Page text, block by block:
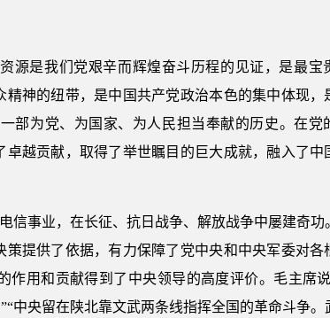
源是我们党艰辛而辉煌奋斗历程的见证，是最宝
神的纽带，是中国共产党政治本色的集中体现，
部为党、为国家、为人民担当奉献的历史。在党
越贡献，取得了举世瞩目的巨大成就，融入了中
信事业，在长征、抗日战争、解放战争中屡建奇功
提供了依据，有力保障了党中央和中央军委对各
用和贡献得到了中央领导的高度评价。毛主席
中央留在陕北靠文武两条线指挥全国的革命斗争。